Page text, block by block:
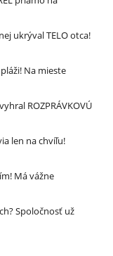
ukrýval TELO otca!
Na mieste
ROZPRÁVKOVÚ
len na chvíľu!
Má vážne
Spoločnosť už